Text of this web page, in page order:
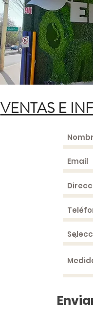
VENTAS E